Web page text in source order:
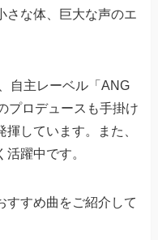
さな体、巨大な声のエ
自主レーベル「ANG
プロデュースも手掛け
しています。また、
躍中です。
すすめ曲をご紹介して